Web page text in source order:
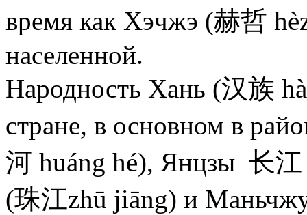
время как Хэчжэ (赫哲
населенной.
Народность Хань (汉族
стране, в основном в
河 huáng hé), Янцзы 长
(珠江zhū jiāng) и